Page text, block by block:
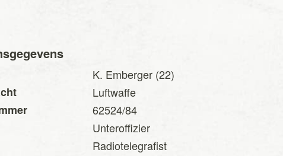
K. Emberger (22)
Luftwaffe
62524/84
Unteroffizier
Radiotelegrafist